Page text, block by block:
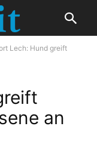
Lech: Hund greift
an